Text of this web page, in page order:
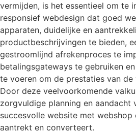
vermijden, is het essentieel om te
responsief webdesign dat goed
apparaten, duidelijke en
productbeschrijvingen te bieden,
gestroomlijnd afrekenproces te
betalingsgateways te gebruiken
te voeren om de prestaties van
Door deze veelvoorkomende
zorgvuldige planning en aandacht
succesvolle website met webshop
aantrekt en converteert.